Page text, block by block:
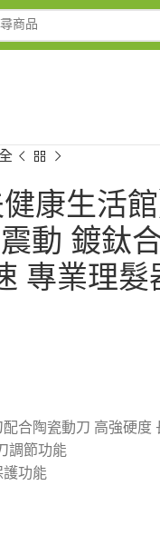
康生活
動 鍍鈦
專業理髮
合陶瓷動刀 高強硬度
調節功能
功能